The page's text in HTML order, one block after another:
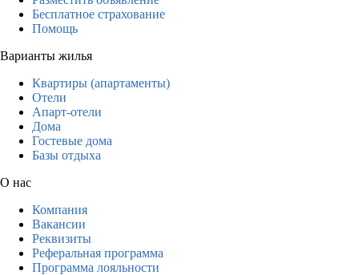
Бесплатное страхование
Помощь
Варианты жилья
Квартиры (апартаменты)
Отели
Апарт-отели
Дома
Гостевые дома
Базы отдыха
О нас
Компания
Вакансии
Реквизиты
Реферальная программа
Программа лояльности